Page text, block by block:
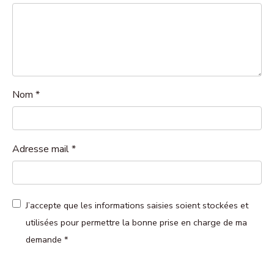
Nom *
Adresse mail*
J’accepte que les informations saisies soient stockées et
utilisées pour permettre la bonne prise en charge de ma
demande *